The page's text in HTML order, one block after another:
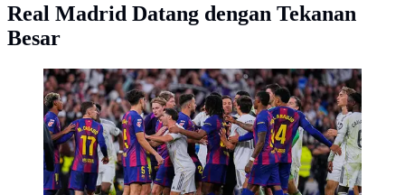
Real Madrid Datang dengan Tekanan
Besar